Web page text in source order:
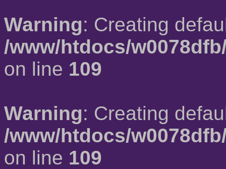
Warning: Creating
/www/htdocs/
on line 109
Warning: Creating
/www/htdocs/
on line 109